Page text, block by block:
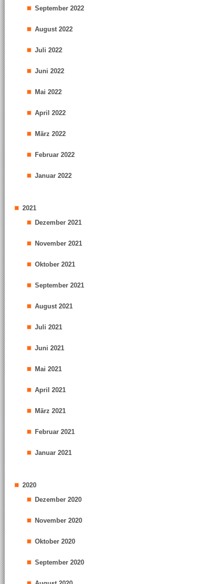
September 2022
August 2022
Juli 2022
Juni 2022
Mai 2022
April 2022
März 2022
Februar 2022
Januar 2022
2021
Dezember 2021
November 2021
Oktober 2021
September 2021
August 2021
Juli 2021
Juni 2021
Mai 2021
April 2021
März 2021
Februar 2021
Januar 2021
2020
Dezember 2020
November 2020
Oktober 2020
September 2020